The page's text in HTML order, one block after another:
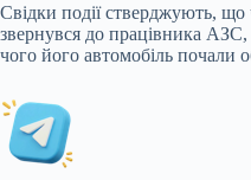
Свідки події стверджують, що
звернувся до працівника
чого його автомобіль почали